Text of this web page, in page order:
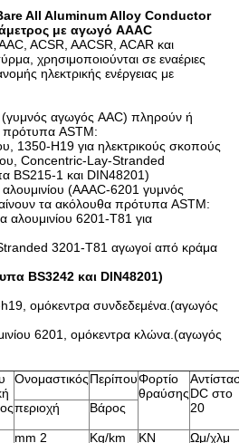
All Aluminum Alloy Conductor
με αγωγό AAAC
ACSR, AACSR, ACAR και
χρησιμοποιούνται σε εναέριες
ηλεκτρικής ενέργειας με
(γυμνός αγωγός AAC) πληρούν ή
πρότυπα ASTM:
1350-H19 για ηλεκτρικούς σκοπούς
Concentric-Lay-Stranded
BS215-1 και DIN48201)
(AAAC-6201 γυμνός
τα ακόλουθα πρότυπα ASTM:
6201-T81 για
3201-T81 αγωγοί από κράμα
BS3242 και DIN48201)
ομόκεντρα συνδεδεμένα.(αγωγός
6201, ομόκεντρα κλώνα.(αγωγός
ΟνομαστικόςΠερίπουΦορτίο
θραύσηςDC στο
20
περιοχή Βάρος
mm 2 Kg/km KN
Ωμ/χλμ